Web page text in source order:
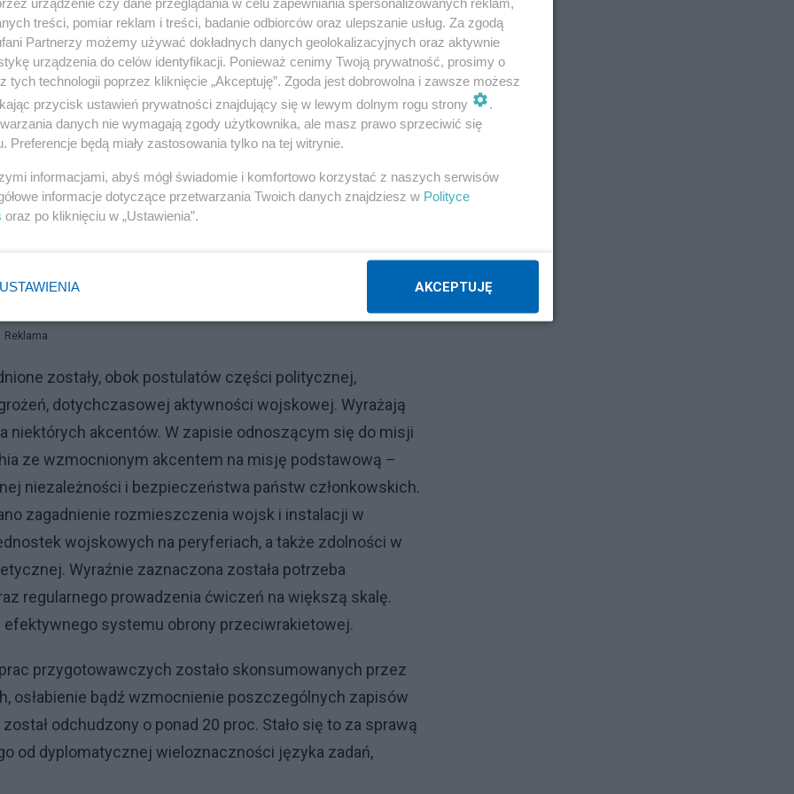
– potrzeba wzmocnienia zapisów tego artykułu.
angażowania wojska w tak zróżnicowane
(a nawet selekcji) sytuacji wymagających
z postulatem zachowania pewnej powściągliwości
się wyraźnie kwestia kompetencji sił zbrojnych
przestrzeni cybernetycznej, zagrożeń
zapisami koncepcji strategicznej a aktywnością
bardziej gruntowną jej zmianę. Za wystarczającą
koncepcji z roku 1991. Nie zaistniała też potrzeba zmian
Reklama
zostały, obok postulatów części politycznej,
dotychczasowej aktywności wojskowej. Wyrażają
niektórych akcentów. W zapisie odnoszącym się do misji
ze wzmocnionym akcentem na misję podstawową –
niezależności i bezpieczeństwa państw członkowskich.
zagadnienie rozmieszczenia wojsk i instalacji w
wojskowych na peryferiach, a także zdolności w
Wyraźnie zaznaczona została potrzeba
regularnego prowadzenia ćwiczeń na większą skalę.
systemu obrony przeciwrakietowej.
przygotowawczych zostało skonsumowanych przez
osłabienie bądź wzmocnienie poszczególnych zapisów
odchudzony o ponad 20 proc. Stało się to za sprawą
od dyplomatycznej wieloznaczności języka zadań,
treści, pomiar reklam i treści, badanie odbiorców oraz ulepszanie usług. Za zgodą
Partnerzy możemy używać dokładnych danych geolokalizacyjnych oraz aktywnie
urządzenia do celów identyfikacji. Ponieważ cenimy Twoją prywatność, prosimy o
tych technologii poprzez kliknięcie „Akceptuję”. Zgoda jest dobrowolna i zawsze możesz
przycisk ustawień prywatności znajdujący się w lewym dolnym rogu strony
.
danych nie wymagają zgody użytkownika, ale masz prawo sprzeciwić się
Preferencje będą miały zastosowania tylko na tej witrynie.
informacjami, abyś mógł świadomie i komfortowo korzystać z naszych serwisów
informacje dotyczące przetwarzania Twoich danych znajdziesz w Polityce
oraz po kliknięciu w „Ustawienia”.
USTAWIENIA AKCEPTUJĘ